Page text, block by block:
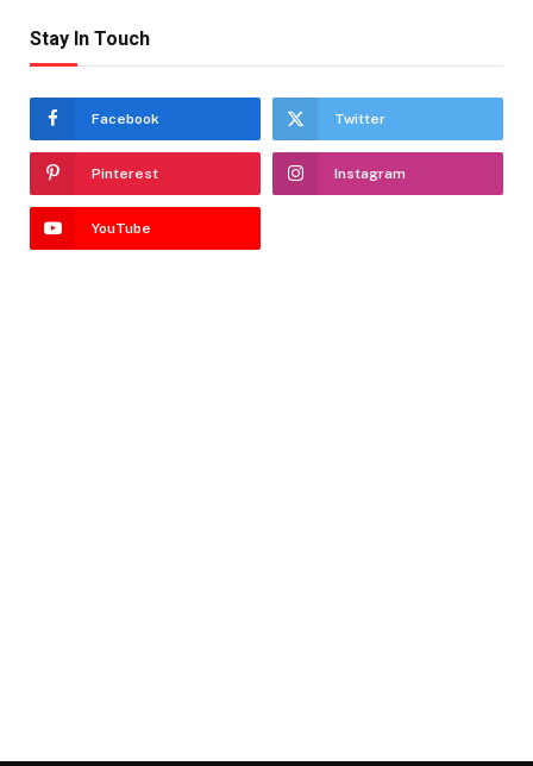
Stay In Touch
Facebook Twitter
Pinterest Instagram
YouTube